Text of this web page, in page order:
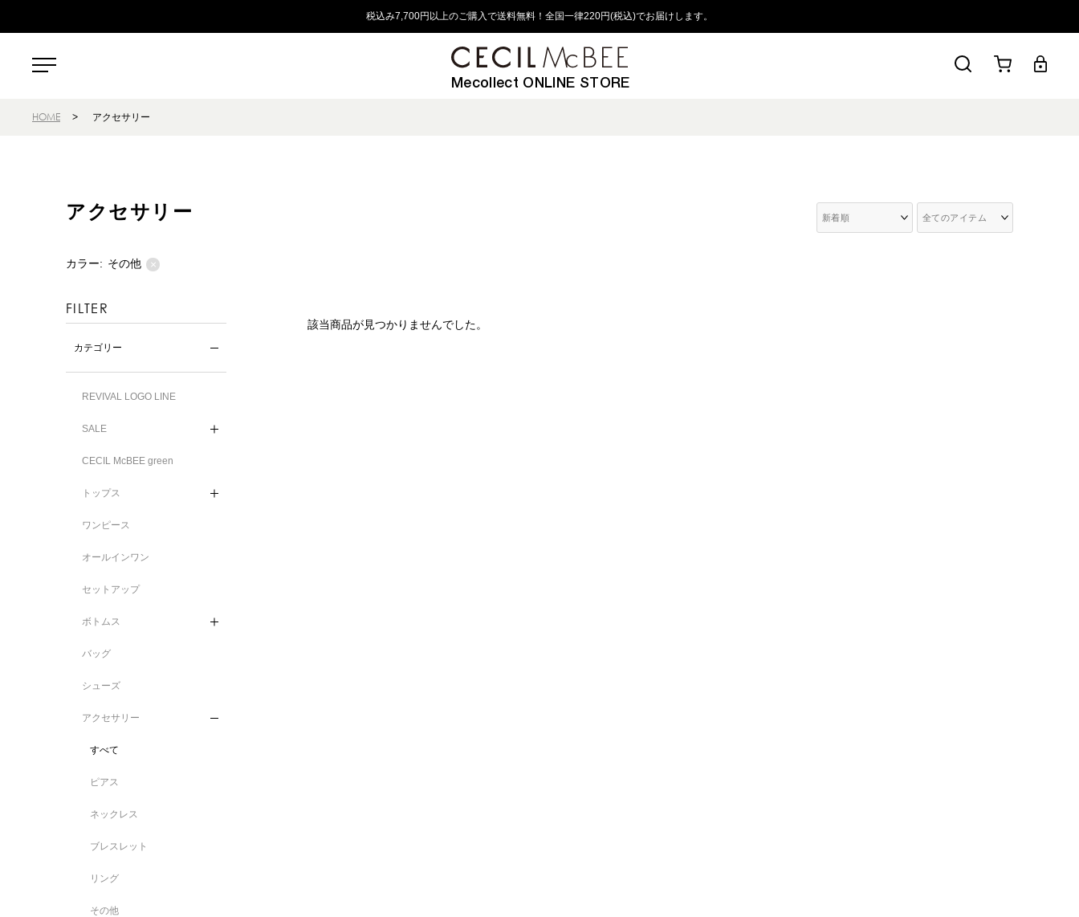
税込み7,700円以上のご購入で送料無料！全国一律220円(税込)でお届けします。
Mecollect ONLINE STORE
HOME > アクセサリー
アクセサリー
カラー: その他 ×
FILTER
カテゴリー
REVIVAL LOGO LINE
SALE
CECIL McBEE green
トップス
ワンピース
オールインワン
セットアップ
ボトムス
バッグ
シューズ
アクセサリー
すべて
ピアス
ネックレス
ブレスレット
リング
その他
該当商品が見つかりませんでした。